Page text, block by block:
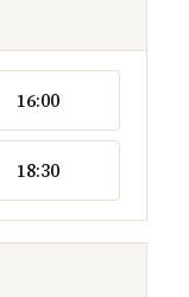
16:00
18:30